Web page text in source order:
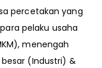
percetakan yang
pelaku usaha
menengah
(Industri) &